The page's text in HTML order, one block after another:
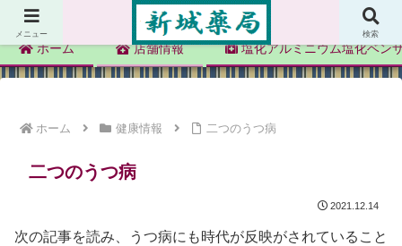
新城薬局
ホーム 店舗情報 塩化アルミニウム塩化ベン
ホーム 健康情報 二つのうつ病
二つのうつ病
2021.12.14
次の記事を読み、うつ病にも時代が反映がされていること
メニュー 検索